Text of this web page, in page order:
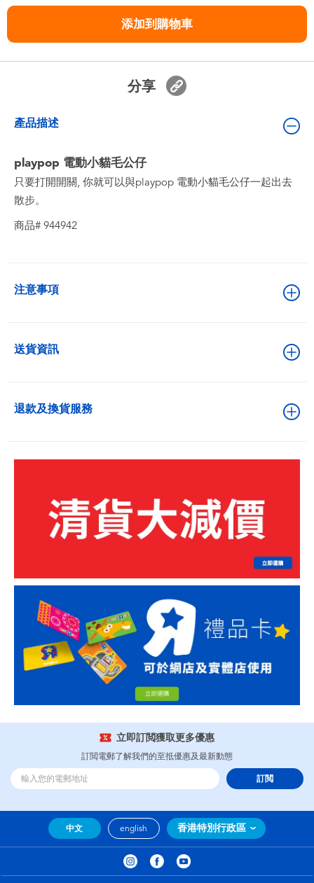
添加到購物車
分享
產品描述
playpop 電動小貓毛公仔
只要打開開關, 你就可以與playpop 電動小貓毛公仔一起出去
散步。
商品# 944942
注意事項
送貨資訊
退款及換貨服務
立即訂閲獲取更多優惠
訂閲電郵了解我們的至抵優惠及最新動態
訂閲
中文 english 香港特別行政區